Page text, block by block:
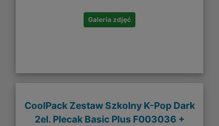
Galeria zdjęć
CoolPack Zestaw Szkolny K-Pop Dark
2el. Plecak Basic Plus F003036 +